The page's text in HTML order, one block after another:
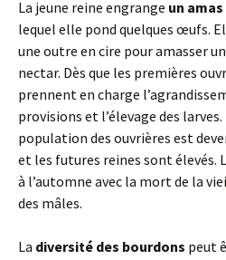
La jeune reine engrange un
lequel elle pond quelques œufs.
une outre en cire pour amasser
nectar. Dès que les premières
prennent en charge
provisions et l’élevage des
population des ouvrières est
et les futures reines sont élevés.
à l’automne avec la mort de la
des mâles.
La diversité des bourdons peut